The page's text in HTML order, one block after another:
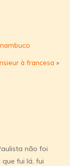
à francesa »
não foi
fui lá, fui